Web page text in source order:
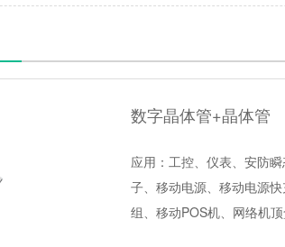
数字晶体管+晶体管
应用：工控、仪表、安防
子、移动电源、移动电源
组、移动POS机、网络机